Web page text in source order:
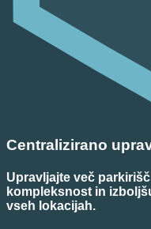
Centralizirano
Upravljajte več
kompleksnost in
vseh lokacijah.